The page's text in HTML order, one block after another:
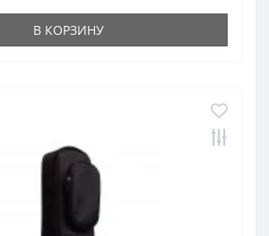
В КОРЗИНУ